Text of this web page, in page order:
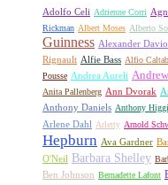
Adolfo Celi Adrienne Corri
Rickman Albert Moses Alberto
Guinness Alexander
Rignault Alfie Bass Alfio
Pousse Andrea Aureli
Anita Pallenberg Ann Dvorak
Anthony Daniels Anthony
Arlene Dahl Arletty Arnold
Hepburn Ava Gardner
O'Neil
Barbara Shelley
Ben Johnson Bernadette Lafont